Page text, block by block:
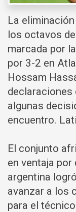
La
los octavos
marcada por
por 3-2 en
Hossam
declaraciones
algunas
encuentro.
El conjunto
en ventaja
argentina
avanzar a los
para el